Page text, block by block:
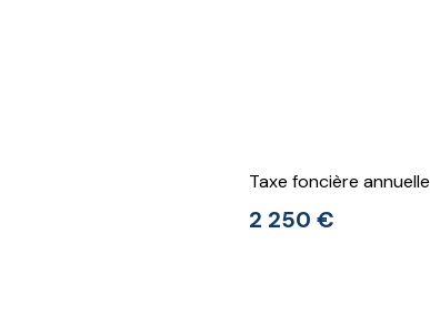
Taxe foncière annuelle
2 250 €